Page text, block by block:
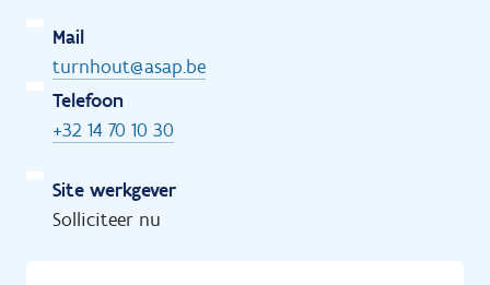
Mail
turnhout@asap.be
Telefoon
+32 14 70 10 30
Site werkgever
Solliciteer nu